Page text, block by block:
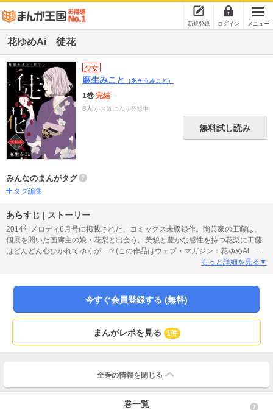
新規登録 ログイン メニュー
花ゆめAi 徒花
少女
麻生みこと （あそうみこと）
1巻 完結
8人 がお気に入り登録中
無料試し読み
みんなのまんがタグ
タグ編集
あらすじ | ストーリー
2014年メロディ6月号に掲載された、コミックス未収録作。陶芸家の工藤は、
個展を開いた画廊主の娘・花梨と出会う。美貌と豊かな感性を持つ花梨に工藤
はどんどん心ひかれてゆくが…？(この作品はウェブ・マガジン：花ゆめAi
もっと詳細を見る▼
今すぐ会員登録する (無料)
まんがレポを見る 1件
全巻の情報を 閉じる
巻一覧